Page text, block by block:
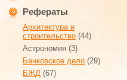
Рефераты
Архитектура и
строительство (44)
Астрономия (3)
Банковское дело (29)
БЖД (67)